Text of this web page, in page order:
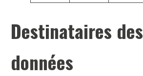
Destinataires des
données